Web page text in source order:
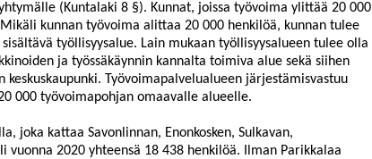
(Kuntalaki 8 §). Kunnat, joissa työvoima ylittää 20 000
i kunnan työvoima alittaa 20 000 henkilöä, kunnan tulee
työllisyysalue. Lain mukaan työllisyysalueen tulee olla
ja työssäkäynnin kannalta toimiva alue sekä siihen
Työvoimapalvelualueen järjestämisvastuu
000 työvoimapohjan omaavalle alueelle.
joka kattaa Savonlinnan, Enonkosken, Sulkavan,
vuonna 2020 yhteensä 18 438 henkilöä. Ilman Parikkalaa